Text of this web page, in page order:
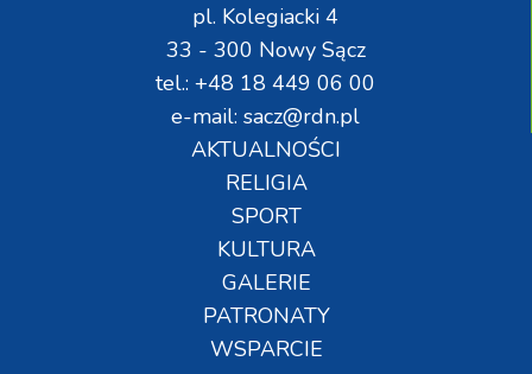
pl. Kolegiacki 4
33 - 300 Nowy Sącz
tel.: +48 18 449 06 00
e-mail: sacz@rdn.pl
AKTUALNOŚCI
RELIGIA
SPORT
KULTURA
GALERIE
PATRONATY
WSPARCIE